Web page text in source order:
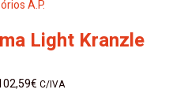
A.P.
Light Kranzle
€ C/IVA